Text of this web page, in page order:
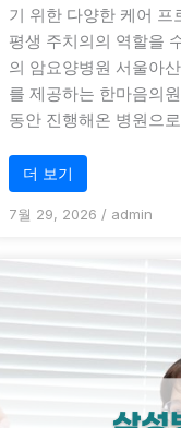
기 위한 다양한 케어 프
평생 주치의의 역할을
의 암요양병원 서울아
를 제공하는 한마음의
동안 진행해온 병원으
더 보기
7월 29, 2026 / admin